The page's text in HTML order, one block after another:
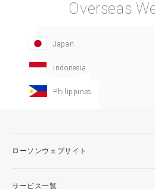
Overseas
Japan
Indonesia
Philippines
ローソンウェブサイト
サービス一覧